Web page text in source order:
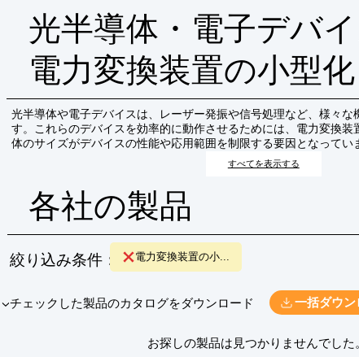
光半導体・電子デバ
電力変換装置の小型
光半導体や電子デバイスは、レーザー発振や信号処理など、様々
す。これらのデバイスを効率的に動作させるためには、電力変換装
体のサイズがデバイスの性能や応用範囲を制限する要因となってい
力変換装置をより小型化し、高密度実装や携帯性の向上を目指す技
すべてを表示する
各社の製品
絞り込み条件： 電力変換装置の小...
​▼チェックした製品のカタログをダウンロード 一括ダウン
​お探しの製品は見つかりませんでした。